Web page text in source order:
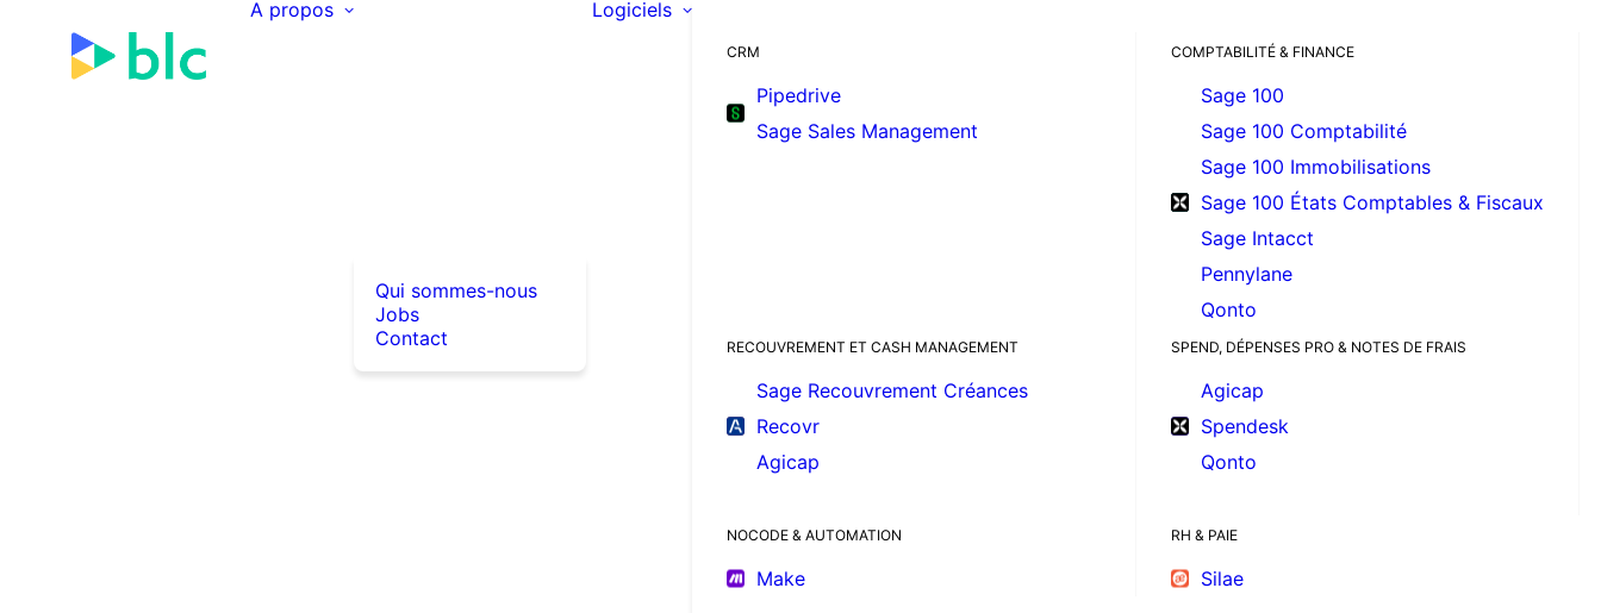
A propos
Qui sommes-nous
Jobs
Contact
Logiciels
CRM
Pipedrive
Sage Sales Management
COMPTABILITÉ & FINANCE
Sage 100
Sage 100 Comptabilité
Sage 100 Immobilisations
Sage 100 États Comptables & Fiscaux
Sage Intacct
Pennylane
Qonto
RECOUVREMENT ET CASH MANAGEMENT
Sage Recouvrement Créances
Recovr
Agicap
SPEND, DÉPENSES PRO & NOTES DE FRAIS
Agicap
Spendesk
Qonto
NOCODE & AUTOMATION
Make
RH & PAIE
Silae